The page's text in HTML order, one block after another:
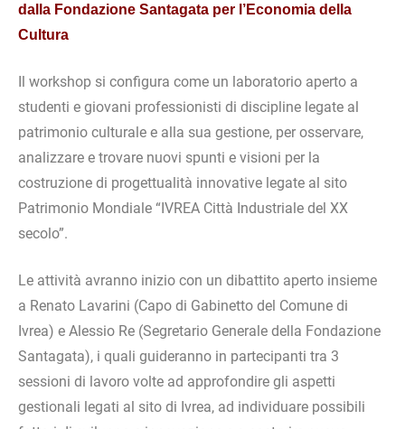
dalla Fondazione Santagata per l’Economia della
Cultura
Il workshop si configura come un laboratorio aperto a
studenti e giovani professionisti di discipline legate al
patrimonio culturale e alla sua gestione, per osservare,
analizzare e trovare nuovi spunti e visioni per la
costruzione di progettualità innovative legate al sito
Patrimonio Mondiale “IVREA Città Industriale del XX
secolo”.
Le attività avranno inizio con un dibattito aperto insieme
a Renato Lavarini (Capo di Gabinetto del Comune di
Ivrea) e Alessio Re (Segretario Generale della Fondazione
Santagata), i quali guideranno in partecipanti tra 3
sessioni di lavoro volte ad approfondire gli aspetti
gestionali legati al sito di Ivrea, ad individuare possibili